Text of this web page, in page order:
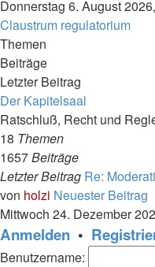
Donnerstag 6. August
Claustrum regulatorium
Themen
Beiträge
Letzter Beitrag
Der Kapitelsaal
Ratschluß, Recht und
18 Themen
1657Beiträge
Letzter Beitrag Re:
von holzi Neuester Beitrag
Mittwoch 24. Dezember
Anmelden •
Benutzername: